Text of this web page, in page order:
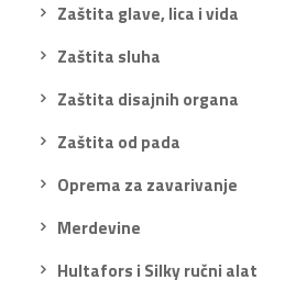
Zaštita glave, lica i vida
Zaštita sluha
Zaštita disajnih organa
Zaštita od pada
Oprema za zavarivanje
Merdevine
Hultafors i Silky ručni alat